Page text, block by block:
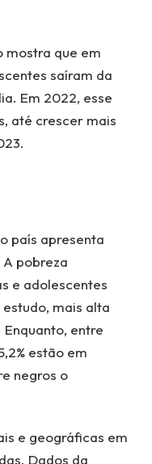
mostra que em
saíram da
Em 2022, esse
até crescer mais
país apresenta
pobreza
e adolescentes
mais alta
entre
estão em
negros o
e geográficas em
Dados da